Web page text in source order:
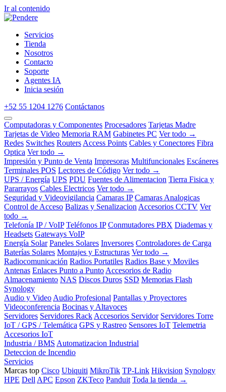
Ir al contenido
Servicios
Tienda
Nosotros
Contacto
Soporte
Agentes IA
Inicia sesión
+52 55 1204 1276 Contáctanos
Computadoras y Componentes Procesadores Tarjetas Madre
Tarjetas de Video Memoria RAM Gabinetes PC Ver todo →
Redes Switches Routers Access Points Cables y Conectores Fibra
Optica Ver todo →
Impresión y Punto de Venta Impresoras Multifuncionales Escáneres
Terminales POS Lectores de Código Ver todo →
UPS / Energía UPS PDU Fuentes de Alimentacion Tierra Fisica y
Pararrayos Cables Electricos Ver todo →
Seguridad y Videovigilancia Camaras IP Camaras Analogicas
Control de Acceso Balizas y Senalizacion Accesorios CCTV Ver
todo →
Telefonía IP / VoIP Teléfonos IP Conmutadores PBX Diademas y
Headsets Gateways VoIP
Energía Solar Paneles Solares Inversores Controladores de Carga
Baterías Solares Montajes y Estructuras Ver todo →
Radiocomunicación Radios Portatiles Radios Base y Moviles
Antenas Enlaces Punto a Punto Accesorios de Radio
Almacenamiento NAS Discos Duros SSD Memorias Flash
Synology
Audio y Video Audio Profesional Pantallas y Proyectores
Videoconferencia Bocinas y Altavoces
Servidores Servidores Rack Accesorios Servidor Servidores Torre
IoT / GPS / Telemática GPS y Rastreo Sensores IoT Telemetria
Accesorios IoT
Industria / BMS Automatizacion Industrial
Deteccion de Incendio
Servicios
Marcas top Cisco Ubiquiti MikroTik TP-Link Hikvision Synology
HPE Dell APC Epson ZKTeco Panduit Toda la tienda →